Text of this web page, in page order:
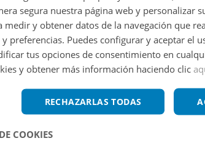
segura nuestra página web y personalizar
medir y obtener datos de la navegación que
preferencias. Puedes configurar y aceptar el
tus opciones de consentimiento en
y obtener más información haciendo clic
RECHAZARLAS TODAS
COOKIES